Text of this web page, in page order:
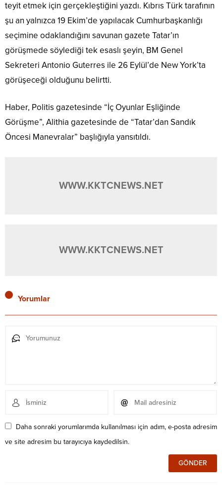
teyit etmek için gerçekleştiğini yazdı. Kıbrıs Türk tarafının
şu an yalnızca 19 Ekim’de yapılacak Cumhurbaşkanlığı
seçimine odaklandığını savunan gazete Tatar’ın
görüşmede söylediği tek esaslı şeyin, BM Genel
Sekreteri Antonio Guterres ile 26 Eylül’de New York’ta
görüşeceği olduğunu belirtti.
Haber, Politis gazetesinde “İç Oyunlar Eşliğinde
Görüşme”, Alithia gazetesinde de “Tatar’dan Sandık
Öncesi Manevralar” başlığıyla yansıtıldı.
WWW.KKTCNEWS.NET
WWW.KKTCNEWS.NET
Yorumlar
Daha sonraki yorumlarımda kullanılması için adım, e-posta adresim
ve site adresim bu tarayıcıya kaydedilsin.